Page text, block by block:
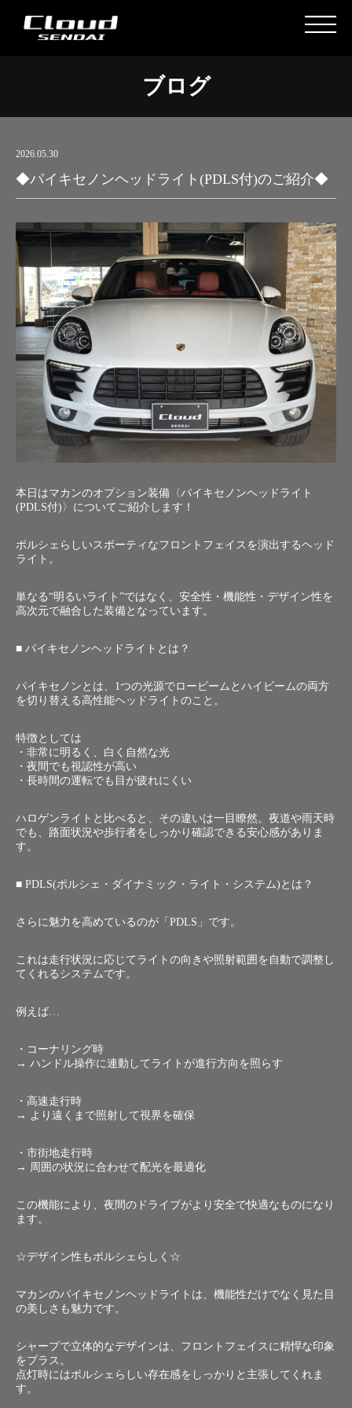
ブログ
2026.05.30
◆パイキセノンヘッドライト(PDLS付)のご紹介◆
本日はマカンのオプション装備〈パイキセノンヘッドライト
(PDLS付)〉についてご紹介します！
ポルシェらしいスポーティなフロントフェイスを演出するヘッド
ライト。
単なる“明るいライト”ではなく、安全性・機能性・デザイン性を
高次元で融合した装備となっています。
■ パイキセノンヘッドライトとは？
パイキセノンとは、1つの光源でロービームとハイビームの両方
を切り替える高性能ヘッドライトのこと。
特徴としては
・非常に明るく、白く自然な光
・夜間でも視認性が高い
・長時間の運転でも目が疲れにくい
ハロゲンライトと比べると、その違いは一目瞭然。夜道や雨天時
でも、路面状況や歩行者をしっかり確認できる安心感がありま
す。
■ PDLS(ポルシェ・ダイナミック・ライト・システム)とは？
さらに魅力を高めているのが「PDLS」です。
これは走行状況に応じてライトの向きや照射範囲を自動で調整し
てくれるシステムです。
例えば…
・コーナリング時
→ ハンドル操作に連動してライトが進行方向を照らす
・高速走行時
→ より遠くまで照射して視界を確保
・市街地走行時
→ 周囲の状況に合わせて配光を最適化
この機能により、夜間のドライブがより安全で快適なものになり
ます。
☆デザイン性もポルシェらしく☆
マカンのパイキセノンヘッドライトは、機能性だけでなく見た目
の美しさも魅力です。
シャープで立体的なデザインは、フロントフェイスに精悍な印象
をプラス。
点灯時にはポルシェらしい存在感をしっかりと主張してくれま
す。